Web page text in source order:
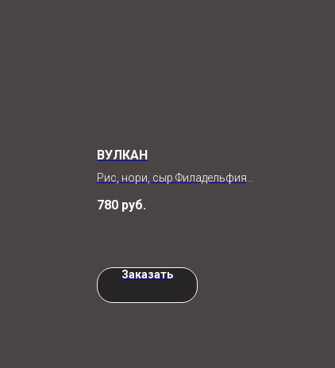
ВУЛКАН
Рис, нори, сыр Филадельфия,
масага, шапочка снежный
8шт (320гр) / 4шт (160гр)
780 руб.
Заказать